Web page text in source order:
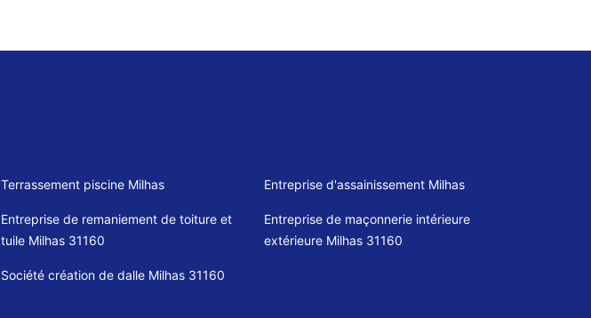
Terrassement piscine Milhas Entreprise d'assainissement Milhas
Entreprise de remaniement de toiture et
tuile Milhas 31160
Entreprise de maçonnerie intérieure
extérieure Milhas 31160
Société création de dalle Milhas 31160